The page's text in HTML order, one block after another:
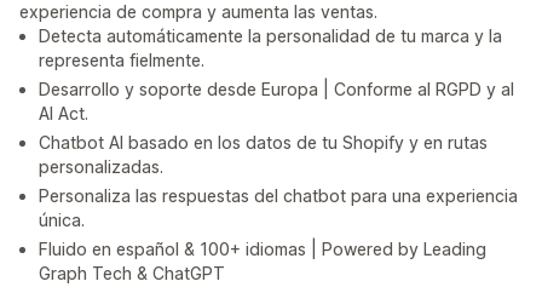
experiencia de compra y aumenta las ventas.
Detecta automáticamente la personalidad de tu marca y la
representa fielmente.
Desarrollo y soporte desde Europa | Conforme al RGPD y al
AI Act.
Chatbot AI basado en los datos de tu Shopify y en rutas
personalizadas.
Personaliza las respuestas del chatbot para una experiencia
única.
Fluido en español & 100+ idiomas | Powered by Leading
Graph Tech & ChatGPT